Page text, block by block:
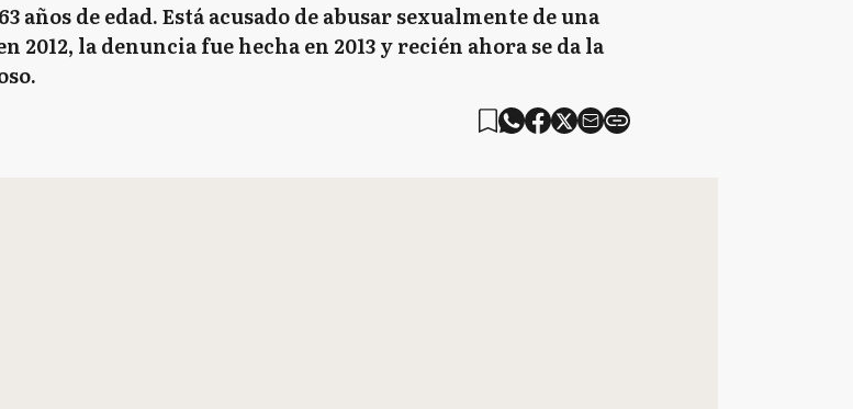
años de edad. Está acusado de abusar sexualmente de una
la denuncia fue hecha en 2013 y recién ahora se da la